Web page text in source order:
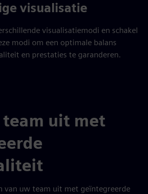
visualisatie
visualisatiemodi en schakel
modi om een optimale balans
en prestaties te garanderen.
team uit met
van uw team uit met geïntegreerde